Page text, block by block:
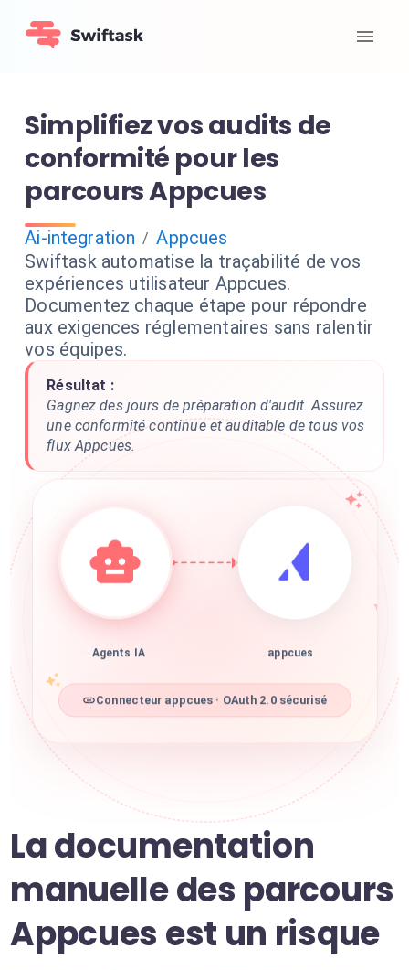
Simplifiez vos audits de
conformité pour les
parcours Appcues
Ai-integration / Appcues
Swiftask automatise la traçabilité de vos
expériences utilisateur Appcues.
Documentez chaque étape pour répondre
aux exigences réglementaires sans ralentir
vos équipes.
Résultat :
Gagnez des jours de préparation d'audit. Assurez
une conformité continue et auditable de tous vos
flux Appcues.
Agents IA appcues
Connecteur appcues · OAuth 2.0 sécurisé
La documentation
manuelle des parcours
Appcues est un risque